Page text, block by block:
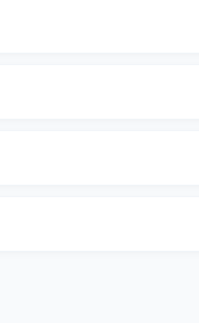
bulunmaktadır. Detaylı